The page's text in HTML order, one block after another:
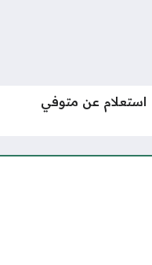
استعلام عن متوفي